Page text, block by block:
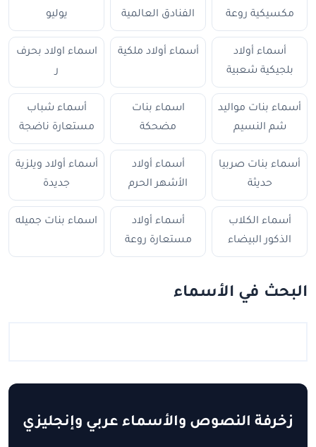
مكسيكية روعة
الفنادق العالمية
يوليو
أسماء أولاد
بلجيكية شعبية
أسماء أولاد ملكية
اسماء اولاد بحرف
ر
أسماء بنات مواليد
شم النسيم
اسماء بنات
مضحكة
أسماء شباب
مستعارة ناضجة
أسماء بنات صربيا
حديثة
أسماء أولاد
الأشهر الحرم
أسماء أولاد ويلزية
جديدة
أسماء الكلاب
الذكور البيضاء
أسماء أولاد
مستعارة روعة
اسماء بنات جميله
البحث في الأسماء
زخرفة النصوص والأسماء عربي وإنجليزي